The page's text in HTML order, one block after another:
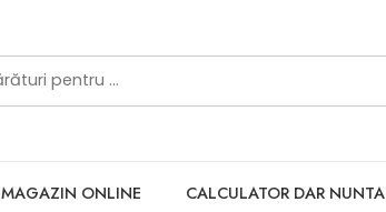
MAGAZIN ONLINE CALCULATOR DAR NUNTA